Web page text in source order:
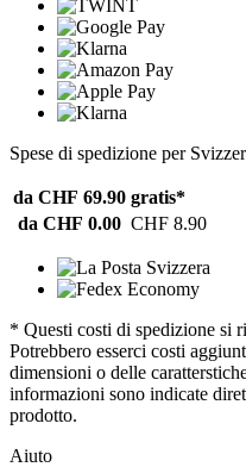
Spese di spedizione per
da CHF 69.90 gratis*
da CHF 0.00 CHF 8.90
* Questi costi di spedizione si
Potrebbero esserci costi
dimensioni o delle
informazioni sono indicate
prodotto.
Aiuto